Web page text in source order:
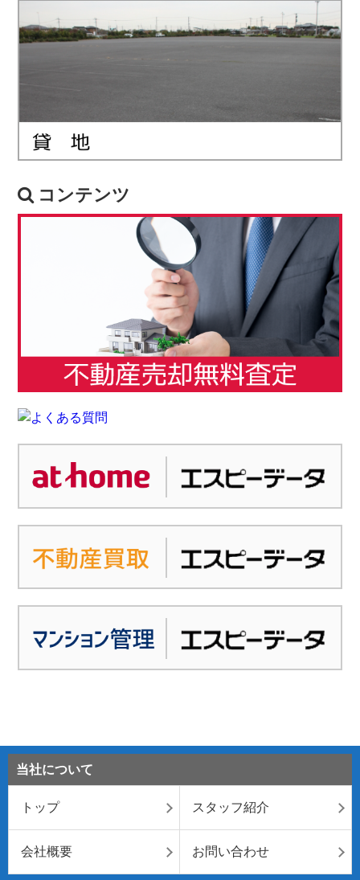
コンテンツ
当社について
トップ スタッフ紹介
会社概要 お問い合わせ